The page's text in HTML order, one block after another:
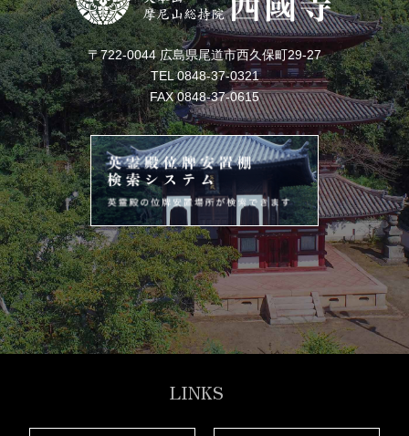
〒722-0044 広島県尾道市西久保町29-27
TEL 0848-37-0321
FAX 0848-37-0615
LINKS